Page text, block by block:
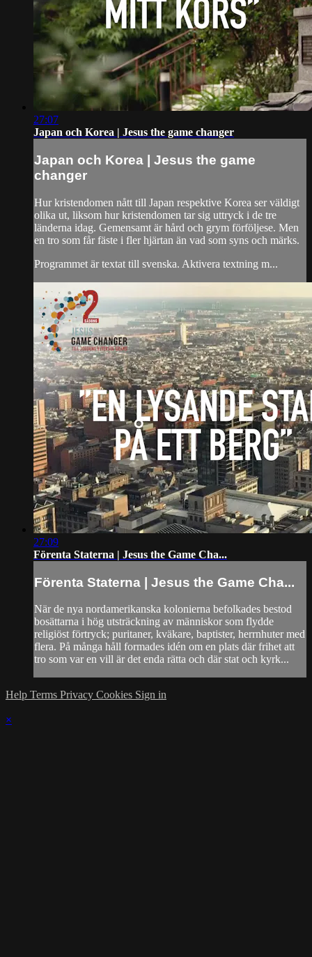
27:07
Japan och Korea | Jesus the game changer
Japan och Korea | Jesus the game
changer
Hur kristendomen nått till Japan respektive Korea ser väldigt
olika ut, liksom hur kristendomen tar sig uttryck i de tre
länderna idag. Gemensamt är hård och grym förföljese. Men
en tro som får fäste i fler hjärtan än vad som syns och märks.
Programmet är textat till svenska. Aktivera textning m...
27:09
Förenta Staterna | Jesus the Game Cha...
Förenta Staterna | Jesus the Game Cha...
När de nya nordamerikanska kolonierna befolkades bestod
bosättarna i hög utsträckning av människor som flydde
religiöst förtryck; puritaner, kväkare, baptister, herrnhuter med
flera. På många håll formades idén om en plats där frihet att
tro som var en vill är det enda rätta och där stat och kyrk...
Help Terms Privacy Cookies Sign in
×